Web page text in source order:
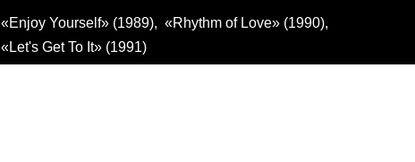
«Enjoy Yourself» (1989), «Rhythm of Love» (1990),
«Let's Get To It» (1991)